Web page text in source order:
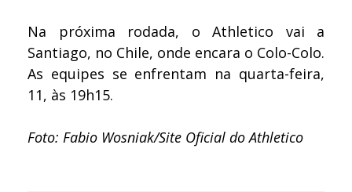
Na próxima rodada, o Athletico vai a
Santiago, no Chile, onde encara o Colo-Colo.
As equipes se enfrentam na quarta-feira,
11, às 19h15.
Foto: Fabio Wosniak/Site Oficial do Athletico